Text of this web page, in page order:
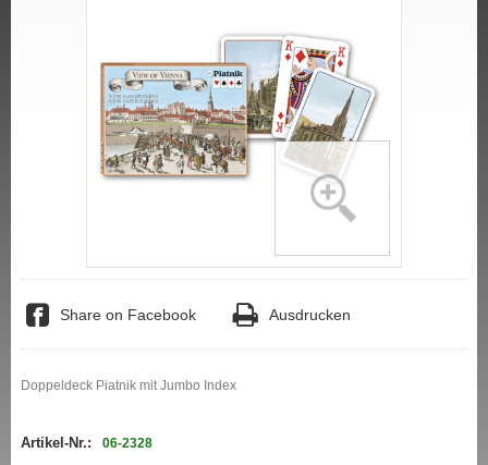
Share on Facebook Ausdrucken
Doppeldeck Piatnik mit Jumbo Index
Artikel-Nr.: 06-2328